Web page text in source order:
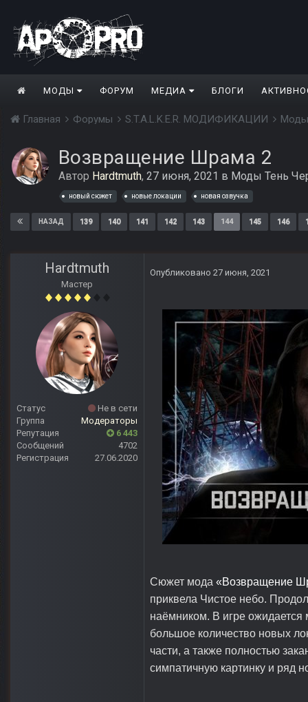
МОДЫ ФОРУМ МЕДИА БЛОГИ
Главная Форумы S.T.A.L.K.E.R. МОДИФИКАЦИИ
Возвращение Шрама 2
Автор Hardtmuth, 27 июня, 2021 в Моды Тень
новый сюжет новые локации новая озвучка
НАЗАД 139 140 141 142 143 144 145 146
Hardtmuth
Мастер
Статус
Не в сети
Группа
Модераторы
Репутация
6 443
Сообщений
4702
Регистрация
27.06.2020
Опубликовано 27 июня, 2021
Сюжет мода «Возвращение
приквела Чистое небо.
наёмником. В игре ожидается
большое количество новых
части, а также полностью
симпатичную картинку и ряд